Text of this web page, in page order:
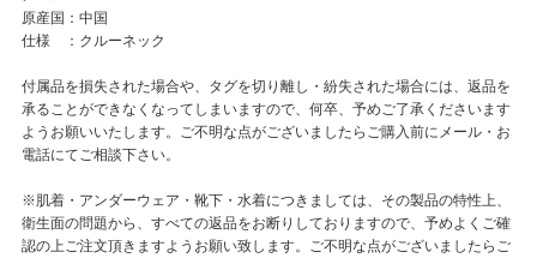
原産国：中国
仕様 ：クルーネック
付属品を損失された場合や、タグを切り離し・紛失された場合には、返品を
承ることができなくなってしまいますので、何卒、予めご了承くださいます
ようお願いいたします。ご不明な点がございましたらご購入前にメール・お
電話にてご相談下さい。
※肌着・アンダーウェア・靴下・水着につきましては、その製品の特性上、
衛生面の問題から、すべての返品をお断りしておりますので、予めよくご確
認の上ご注文頂きますようお願い致します。ご不明な点がございましたらご